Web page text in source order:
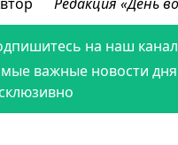
на наш
важные новости